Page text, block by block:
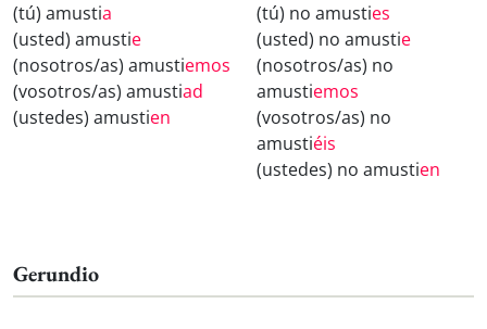
(tú) amustia
(usted) amustie
(nosotros/as) amustiemos
(vosotros/as) amustiad
(ustedes) amustien
(tú) no amusties
(usted) no amustie
(nosotros/as) no
amustiemos
(vosotros/as) no
amustiéis
(ustedes) no amustien
Gerundio